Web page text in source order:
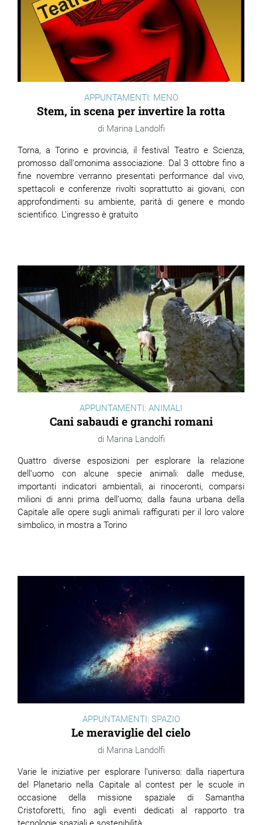
APPUNTAMENTI: MENO
Stem, in scena per invertire la rotta
Marina Landolfi
Torna, a Torino e provincia, il festival Teatro e Scienza,
promosso dall'omonima associazione. Dal 3 ottobre fino a
fine novembre verranno presentati performance dal vivo,
spettacoli e conferenze rivolti soprattutto ai giovani, con
approfondimenti su ambiente, parità di genere e mondo
scientifico. L'ingresso è gratuito
APPUNTAMENTI: ANIMALI
Cani sabaudi e granchi romani
Marina Landolfi
Quattro diverse esposizioni per esplorare la relazione
dell’uomo con alcune specie animali: dalle meduse,
importanti indicatori ambientali, ai rinoceronti, comparsi
milioni di anni prima dell’uomo; dalla fauna urbana della
Capitale alle opere sugli animali raffigurati per il loro valore
simbolico, in mostra a Torino
APPUNTAMENTI: SPAZIO
Le meraviglie del cielo
Marina Landolfi
Varie le iniziative per esplorare l’universo: dalla riapertura
del Planetario nella Capitale al contest per le scuole in
occasione della missione spaziale di Samantha
Cristoforetti, fino agli eventi dedicati al rapporto tra